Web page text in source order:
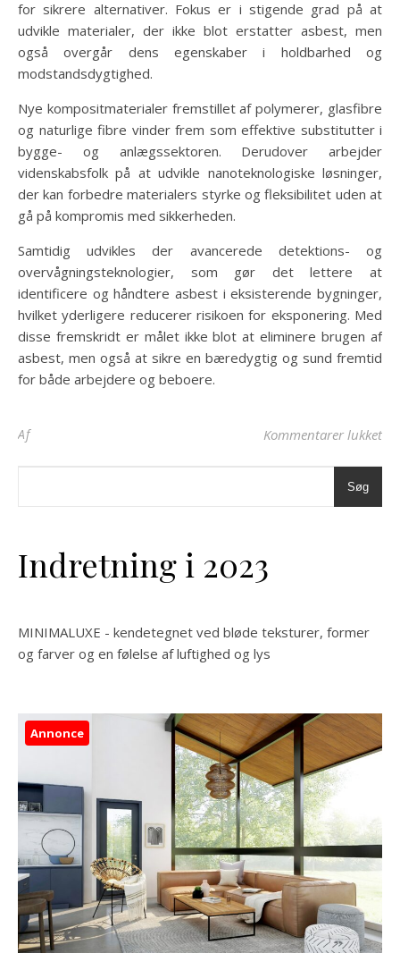
for sikrere alternativer. Fokus er i stigende grad på at
udvikle materialer, der ikke blot erstatter asbest, men
også overgår dens egenskaber i holdbarhed og
modstandsdygtighed.
Nye kompositmaterialer fremstillet af polymerer, glasfibre
og naturlige fibre vinder frem som effektive substitutter i
bygge- og anlægssektoren. Derudover arbejder
videnskabsfolk på at udvikle nanoteknologiske løsninger,
der kan forbedre materialers styrke og fleksibilitet uden at
gå på kompromis med sikkerheden.
Samtidig udvikles der avancerede detektions- og
overvågningsteknologier, som gør det lettere at
identificere og håndtere asbest i eksisterende bygninger,
hvilket yderligere reducerer risikoen for eksponering. Med
disse fremskridt er målet ikke blot at eliminere brugen af
asbest, men også at sikre en bæredygtig og sund fremtid
for både arbejdere og beboere.
Af Kommentarer lukkettil
Søg
Indretning i 2023
MINIMALUXE - kendetegnet ved bløde teksturer, former
og farver og en følelse af luftighed og lys
Annonce